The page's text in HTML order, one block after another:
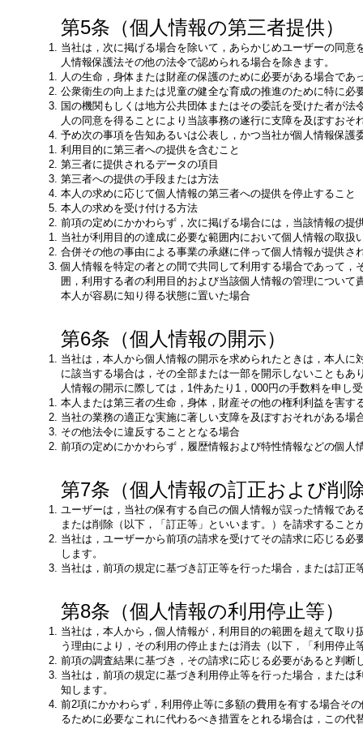
第5条（個人情報の第三者提供）
当社は，次に掲げる場合を除いて，あらかじめユーザーの同
人情報保護法その他の法令で認められる場合を除きます。
人の生命，身体または財産の保護のために必要がある場合で
公衆衛生の向上または児童の健全な育成の推進のために特に
国の機関もしくは地方公共団体またはその委託を受けた者が
人の同意を得ることにより当該事務の遂行に支障を及ぼすおそ
予め次の事項を告知あるいは公表し，かつ当社が個人情報保護
利用目的に第三者への提供を含むこと
第三者に提供されるデータの項目
第三者への提供の手段または方法
本人の求めに応じて個人情報の第三者への提供を停止すること
本人の求めを受け付ける方法
前項の定めにかかわらず，次に掲げる場合には，当該情報の提
当社が利用目的の達成に必要な範囲内において個人情報の取扱
合併その他の事由による事業の承継に伴って個人情報が提供さ
個人情報を特定の者との間で共同して利用する場合であって
囲，利用する者の利用目的および当該個人情報の管理につい
本人が容易に知り得る状態に置いた場合
第6条（個人情報の開示）
当社は，本人から個人情報の開示を求められたときは，本人
に該当する場合は，その全部または一部を開示しないことも
人情報の開示に際しては，1件あたり1，000円の手数料を申し
本人または第三者の生命，身体，財産その他の権利利益を害す
当社の業務の適正な実施に著しい支障を及ぼすおそれがある場
その他法令に違反することとなる場合
前項の定めにかかわらず，履歴情報および特性情報などの個
第7条（個人情報の訂正および削
ユーザーは，当社の保有する自己の個人情報が誤った情報で
または削除（以下，「訂正等」といいます。）を請求すること
当社は，ユーザーから前項の請求を受けてその請求に応じる
します。
当社は，前項の規定に基づき訂正等を行った場合，または訂
第8条（個人情報の利用停止等）
当社は，本人から，個人情報が，利用目的の範囲を超えて取
う理由により，その利用の停止または消去（以下，「利用停
前項の調査結果に基づき，その請求に応じる必要があると判
当社は，前項の規定に基づき利用停止等を行った場合，また
知します。
前2項にかかわらず，利用停止等に多額の費用を有する場合そ
るために必要なこれに代わるべき措置をとれる場合は，この代